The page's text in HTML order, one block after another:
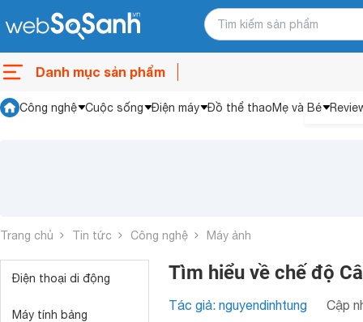
Danh mục sản phẩm
Công nghệ Cuộc sống Điện máy Đồ thể thaoMẹ và Bé
Trang chủ Tin tức Công nghệ Máy ảnh
Điện thoại di động
Máy tính bảng
Tìm hiểu về chế độ
Tác giả: nguyendinhtung Cập